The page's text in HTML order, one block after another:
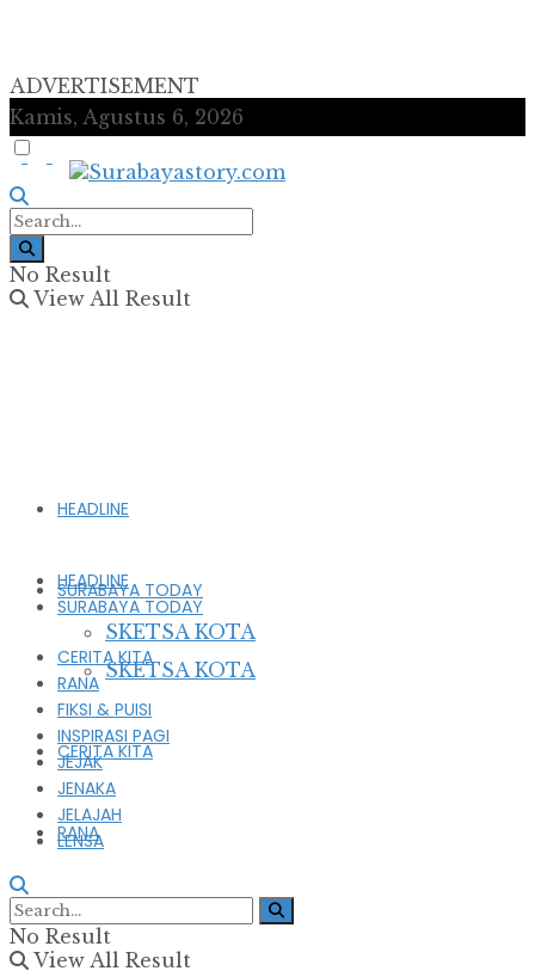
ADVERTISEMENT
Kamis, Agustus 6, 2026
No Result
View All Result
HEADLINE
SURABAYA TODAY
SKETSA KOTA
CERITA KITA
RANA
FIKSI & PUISI
HEADLINE
SURABAYA TODAY
SKETSA KOTA
CERITA KITA
RANA
FIKSI & PUISI
INSPIRASI PAGI
JEJAK
JENAKA
JELAJAH
LENSA
No Result
View All Result